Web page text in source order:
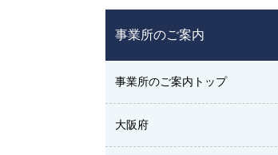
事業所のご案内
事業所のご案内トップ
大阪府